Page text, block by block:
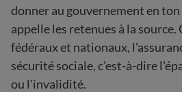
donner au gouvernement en ton
appelle les retenues à la
fédéraux et nationaux,
sécurité sociale, c'est-à-dire
ou l'invalidité.